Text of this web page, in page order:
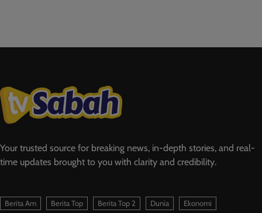
Your trusted source for breaking news, in-depth stories, and real-
time updates brought to you with clarity and credibility.
Berita Am Berita Top Berita Top 2 Dunia
Ekonomi